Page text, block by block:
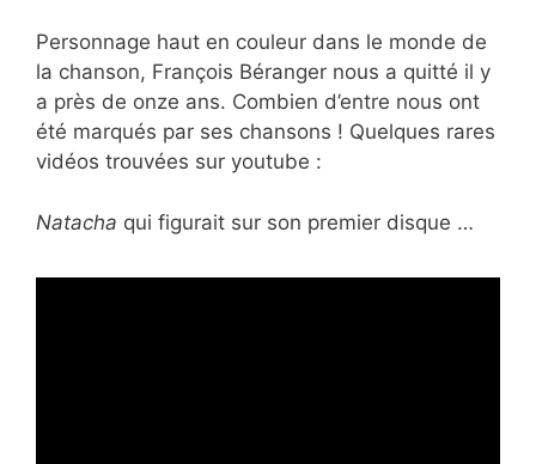
Personnage haut en couleur dans le monde de
la chanson, François Béranger nous a quitté il y
a près de onze ans. Combien d’entre nous ont
été marqués par ses chansons ! Quelques rares
vidéos trouvées sur youtube :
Natacha qui figurait sur son premier disque …